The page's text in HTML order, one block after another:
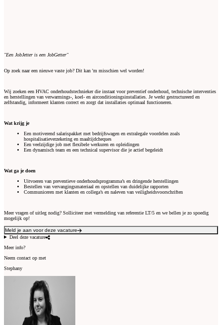
"Een JobJetter is een JobGetter"
Op zoek naar een nieuwe vaste job? Dit kan 'm misschien wel worden!
Wij zoeken een HVAC onderhoudstechnieker die instaat voor preventief onderhoud, technische interventies
en herstellingen van verwarmings-, koel- en airconditioningsinstallaties. Je werkt gestructureerd en
zelfstandig, informeert klanten correct en zorgt dat installaties optimaal functioneren.
Wat krijg je
Een motiverend salarispakket met bedrijfswagen en extralegale voordelen zoals
hospitalisatieverzekering en maaltijdcheques
Een veelzijdige job met flexibele werkuren en opleidingen
Een dynamisch team en een technical supervisor die je actief begeleidt
Wat ga je doen
Uitvoeren van preventieve onderhoudsprogramma’s en dringende herstellingen
Bestellen van vervangingsmateriaal en opstellen van duidelijke rapporten
Communiceren met klanten en collega’s en naleven van veiligheidsvoorschriften
Meer vragen of uitleg nodig? Solliciteer met vermelding van referentie LT/5 en we bellen je zo spoedig
mogelijk op!
Meld je aan voor deze vacature
Deel deze vacature
Meer info?
Neem contact op met
Stephany